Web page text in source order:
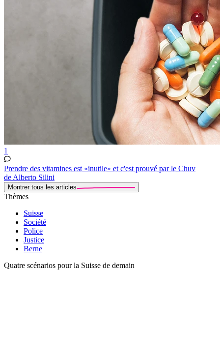
1
Prendre des vitamines est «inutile» et c'est prouvé par le Chuv
de Alberto Silini
Montrer tous les articles
Thèmes
Suisse
Société
Police
Justice
Berne
Quatre scénarios pour la Suisse de demain